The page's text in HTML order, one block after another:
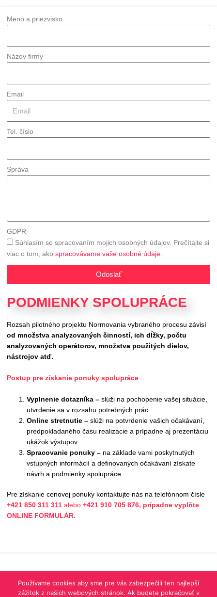
Meno a priezvisko
Názov firmy
Email
Tel. číslo
Správa
GDPR
Súhlasím so spracovaním mojich osobných údajov. Prečítajte si
viac o tom, ako spracovávame vaše osobné údaje.
Odoslať
PODMIENKY SPOLUPRÁCE
Rozsah pilotného projektu Normovania vybraného procesu závisí
od množstva analyzovaných činností, ich dĺžky, počtu
analyzovaných operátorov, množstva použitých dielov,
nástrojov atď.
Postup pre získanie ponuky spolupráce
Vyplnenie dotazníka – slúži na pochopenie vašej situácie,
utvrdenie sa v rozsahu potrebných prác.
Online stretnutie – slúži na potvrdenie vašich očakávaní,
predpokladaného času realizácie a prípadne aj prezentáciu
ukážok výstupov.
Spracovanie ponuky – na základe vami poskytnutých
vstupných informácií a definovaných očakávaní získate
návrh a podmienky spolupráce.
Pre získanie cenovej ponuky kontaktujte nás na telefónnom čísle
+421 850 311 311 alebo +421 910 705 876, prípadne vyplňte
ONLINE FORMULÁR.
Používame cookies aby sme pre vás zabezpečili ten najlepší
zážitok z našich webových stránok. Ak budete pokračovať v